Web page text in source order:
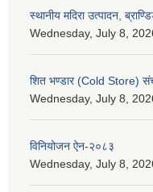
स्थानीय मदिरा उत्पादन,
Wednesday, July 8,
शित भण्डार (Cold Store)
Wednesday, July 8,
विनियोजन ऐन-२०८३
Wednesday, July 8,